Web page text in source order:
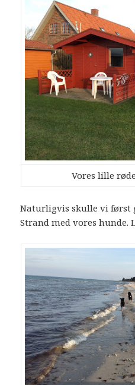
Vores lille
Naturligvis skulle vi først
Strand med vores hunde.